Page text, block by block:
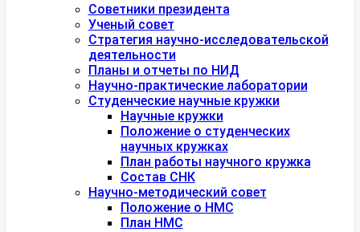
Советники президента
Ученый совет
Стратегия научно-исследовательской
деятельности
Планы и отчеты по НИД
Научно-практические лаборатории
Студенческие научные кружки
Научные кружки
Положение о студенческих
научных кружках
План работы научного кружка
Состав СНК
Научно-методический совет
Положение о НМС
План НМС